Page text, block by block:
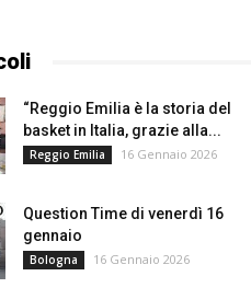
“Reggio Emilia è la storia del
basket in Italia, grazie alla...
Reggio Emilia 16 Gennaio 2026
Question Time di venerdì 16
gennaio
Bologna 16 Gennaio 2026